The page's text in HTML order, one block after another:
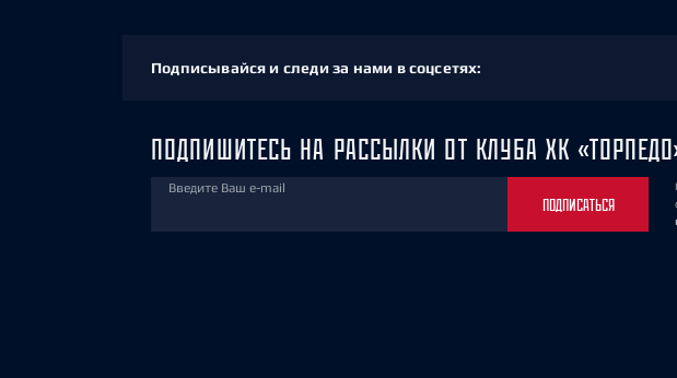
Подписывайся и следи за нами в соцсетях:
ПОДПИШИТЕСЬ НА РАССЫЛКИ ОТ КЛУБА ХК
Введите Ваш e-mail
ПОДПИСАТЬСЯ